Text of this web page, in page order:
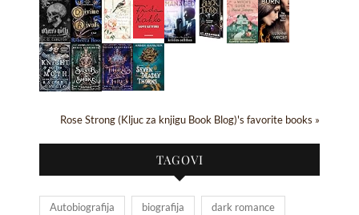
Rose Strong (Kljuc za knjigu Book Blog)'s favorite books »
TAGOVI
Autobiografija biografija dark romance